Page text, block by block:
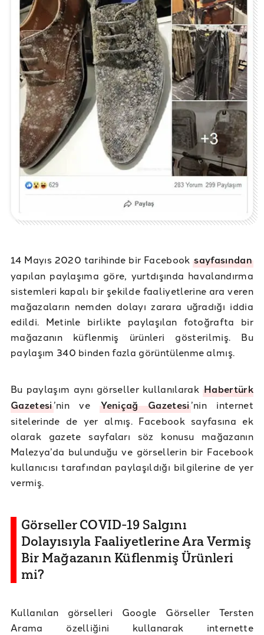
14 Mayıs 2020 tarihinde bir Facebooksayfasından
yapılan paylaşıma göre, yurtdışında havalandırma
sistemleri kapalı bir şekilde faaliyetlerine ara veren
mağazaların nemden dolayı zarara uğradığı iddia
edildi. Metinle birlikte paylaşılan fotoğrafta bir
mağazanın küflenmiş ürünleri gösterilmiş. Bu
paylaşım 340 binden fazla görüntülenme almış.
Bu paylaşım aynı görseller kullanılarakHabertürk
Gazetesi’nin veYeniçağ Gazetesi’nin internet
sitelerinde de yer almış. Facebook sayfasına ek
olarak gazete sayfaları söz konusu mağazanın
Malezya’da bulunduğu ve görsellerin bir Facebook
kullanıcısı tarafından paylaşıldığı bilgilerine de yer
vermiş.
Görseller COVID-19 Salgını
Dolayısıyla Faaliyetlerine Ara Vermiş
Bir Mağazanın Küflenmiş Ürünleri
mi?
Kullanılan görselleri Google Görseller Tersten
Arama özelliğini kullanarak internette